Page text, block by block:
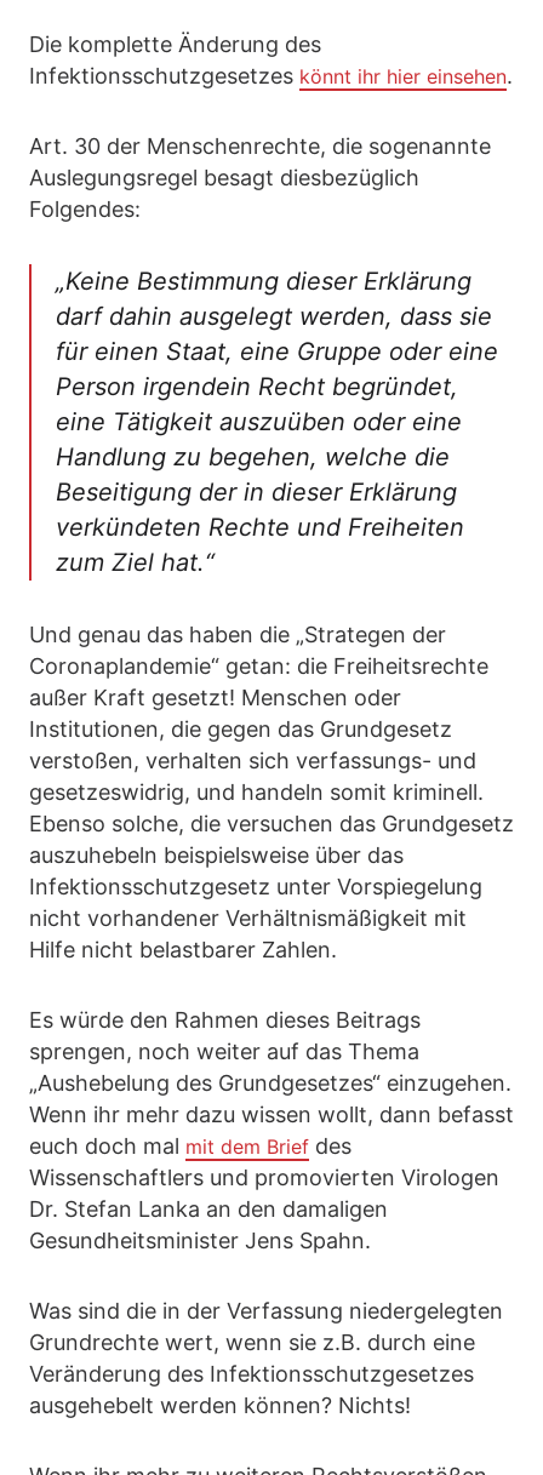
Die komplette Änderung des
Infektionsschutzgesetzes könnt ihr hier einsehen.
Art. 30 der Menschenrechte, die sogenannte
Auslegungsregel besagt diesbezüglich
Folgendes:
„Keine Bestimmung dieser Erklärung
darf dahin ausgelegt werden, dass sie
für einen Staat, eine Gruppe oder eine
Person irgendein Recht begründet,
eine Tätigkeit auszuüben oder eine
Handlung zu begehen, welche die
Beseitigung der in dieser Erklärung
verkündeten Rechte und Freiheiten
zum Ziel hat.“
Und genau das haben die „Strategen der
Coronaplandemie“ getan: die Freiheitsrechte
außer Kraft gesetzt! Menschen oder
Institutionen, die gegen das Grundgesetz
verstoßen, verhalten sich verfassungs- und
gesetzeswidrig, und handeln somit kriminell.
Ebenso solche, die versuchen das Grundgesetz
auszuhebeln beispielsweise über das
Infektionsschutzgesetz unter Vorspiegelung
nicht vorhandener Verhältnismäßigkeit mit
Hilfe nicht belastbarer Zahlen.
Es würde den Rahmen dieses Beitrags
sprengen, noch weiter auf das Thema
„Aushebelung des Grundgesetzes“ einzugehen.
Wenn ihr mehr dazu wissen wollt, dann befasst
euch doch mal mit dem Brief des
Wissenschaftlers und promovierten Virologen
Dr. Stefan Lanka an den damaligen
Gesundheitsminister Jens Spahn.
Was sind die in der Verfassung niedergelegten
Grundrechte wert, wenn sie z.B. durch eine
Veränderung des Infektionsschutzgesetzes
ausgehebelt werden können? Nichts!